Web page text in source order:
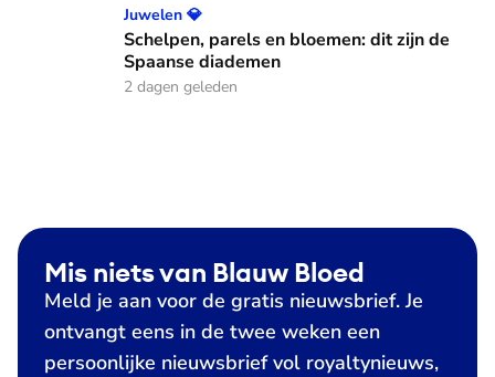
Schelpen, parels en bloemen: dit zijn de Spaanse diademen
Juwelen 💎
Schelpen, parels en bloemen: dit zijn de
Spaanse diademen
2 dagen geleden
Mis niets van Blauw Bloed
Meld je aan voor de gratis nieuwsbrief. Je
ontvangt eens in de twee weken een
persoonlijke nieuwsbrief vol royaltynieuws,